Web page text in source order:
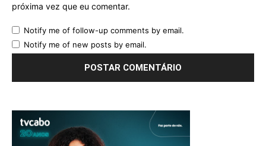
próxima vez que eu comentar.
Notify me of follow-up comments by email.
Notify me of new posts by email.